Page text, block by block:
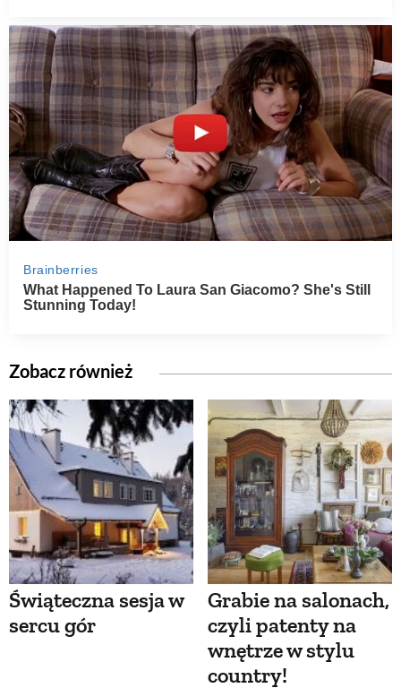
Zobacz również
Świąteczna sesja w
sercu gór
Grabie na salonach,
czyli patenty na
wnętrze w stylu
country!